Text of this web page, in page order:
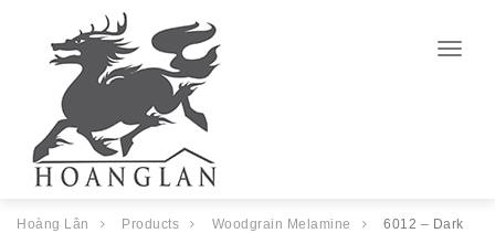
Hoàng Lân Products Woodgrain Melamine 6012 – Dark